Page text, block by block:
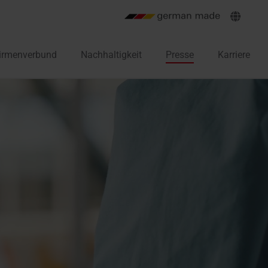
Nachhaltigkeit Presse Karriere